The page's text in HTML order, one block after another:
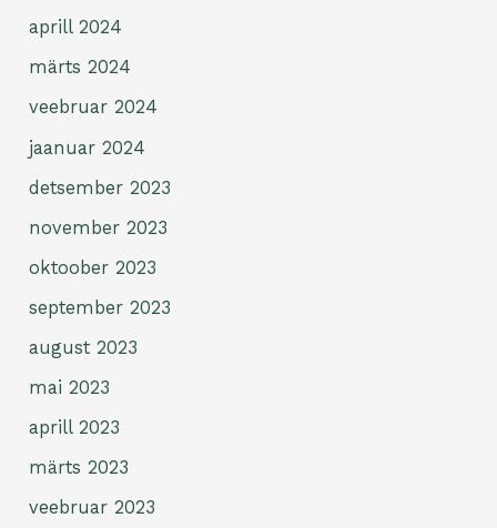
aprill 2024
märts 2024
veebruar 2024
jaanuar 2024
detsember 2023
november 2023
oktoober 2023
september 2023
august 2023
mai 2023
aprill 2023
märts 2023
veebruar 2023